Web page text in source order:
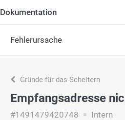
Dokumentation
Fehlerursache
Gründe für das Scheitern
Empfangsadresse
#1491479420748 Intern